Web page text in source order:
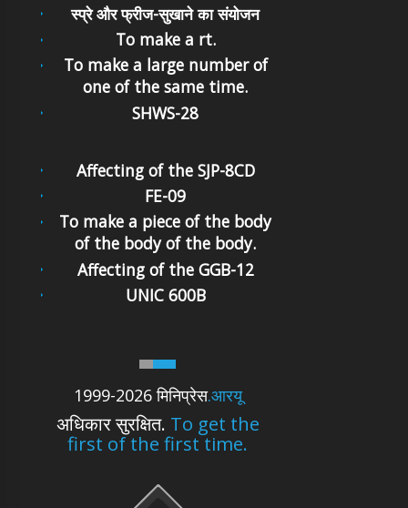
स्प्रे और फ्रीज-सुखाने का संयोजन
To make a rt.
To make a large number of
one of the same time.
SHWS-28
1999-2026 मिनिप्रेस.आरयू
अधिकार सुरक्षित. To get the
first of the first time.
Affecting of the SJP-8CD
FE-09
To make a piece of the body
of the body of the body.
Affecting of the GGB-12
UNIC 600B